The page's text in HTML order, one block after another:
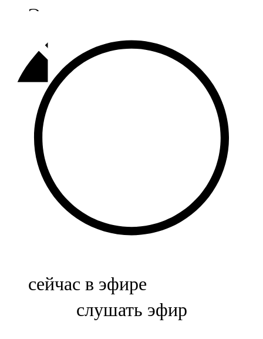
Әлмәт
92,9 FM
Базарлы матак
107,1 FM
Балык бистәсе
104,9 FM
Баулы
107,5 FM
Биләр
Болгар
сейчас в эфире
слушать эфир